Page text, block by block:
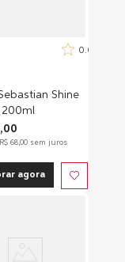
0.0
Shine
200ml
,00
R$ 68,00 sem juros
agora